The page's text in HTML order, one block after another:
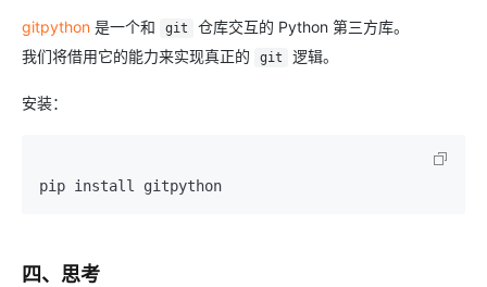
gitpython 是一个和 git
仓库交互的 Python 第三方库。
我们将借用它的能力来实现真正的
git 逻辑。
安装：
pip install gitpython
四、思考